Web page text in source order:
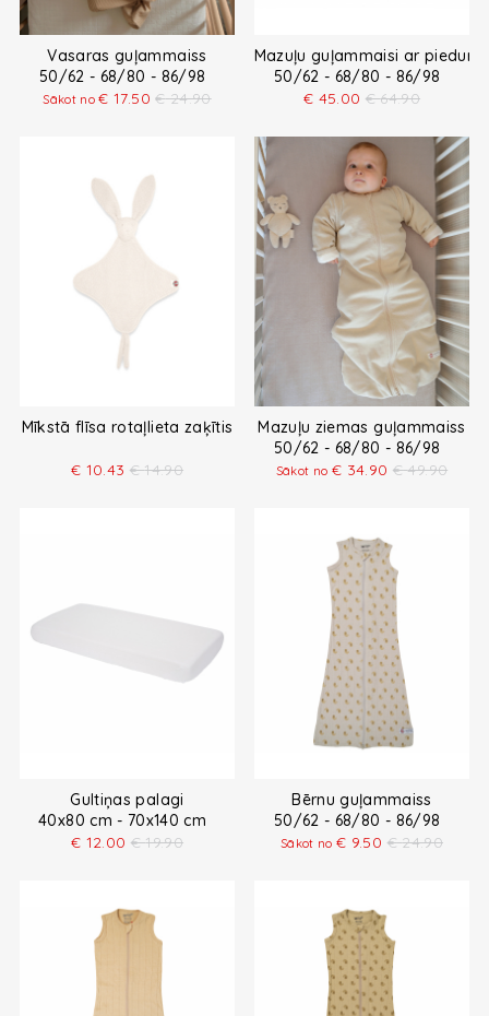
Vasaras guļammaiss
50/62 - 68/80 - 86/98
Sākot no€ 17.50 € 24.90
Mazuļu guļammaisi ar
50/62 - 68/80 - 86/98
€ 45.00 € 64.90
Mīkstā flīsa rotaļlieta zaķītis
€ 10.43 € 14.90
Mazuļu ziemas guļammaiss
50/62 - 68/80 - 86/98
Sākot no € 34.90 € 49.90
Gultiņas palagi
40x80 cm - 70x140 cm
€ 12.00 € 19.90
Bērnu guļammaiss
50/62 - 68/80 - 86/98
Sākot no€ 9.50 € 24.90